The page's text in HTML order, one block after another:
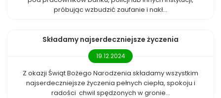
próbując wzbudzić zaufanie i nakł...
Składamy najserdeczniejsze życzenia
19.12.2024
Z okazji Świąt Bożego Narodzenia składamy wszystkim
najserdeczniejsze życzenia pełnych ciepła, spokoju i
radości chwil spędzonych w gronie...